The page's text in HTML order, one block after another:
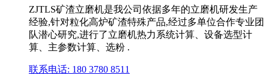
ZJTLS矿渣立磨机是我公司依据多年的立磨机研发生产
经验,针对粒化高炉矿渣特殊产品,经过多单位合作专业团
队潜心研究,进行了立磨机热力系统计算、设备选型计
算、主参数计算、选粉 .
联系电话: 180 3780 8511